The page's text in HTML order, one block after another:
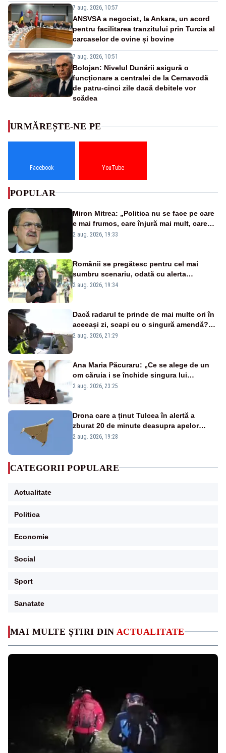
7 aug. 2026, 10:57
ANSVSA a negociat, la Ankara, un acord
pentru facilitarea tranzitului prin Turcia al
carcaselor de ovine și bovine
7 aug. 2026, 10:51
Bolojan: Nivelul Dunării asigură o
funcționare a centralei de la Cernavodă
de patru-cinci zile dacă debitele vor
scădea
MAI MULTE ȘTIRI DIN ACTUALITATE
URMĂREȘTE-NE PE
Facebook YouTube
POPULAR
Miron Mitrea: „Politica nu se face pe care
e mai frumos, care înjură mai mult, care
țipă mai tare, ci pe proiecte”
2 aug. 2026, 19:33
Românii se pregătesc pentru cel mai
sumbru scenariu, odată cu alerta
energetică
2 aug. 2026, 19:34
Dacă radarul te prinde de mai multe ori în
aceeași zi, scapi cu o singură amendă?
Ce spune legea
2 aug. 2026, 21:29
Ana Maria Păcuraru: „Ce se alege de un
om căruia i se închide singura lui
portiță?”
2 aug. 2026, 23:25
Drona care a ținut Tulcea în alertă a
zburat 20 de minute deasupra apelor
României. Au fost ridicate două F-16
2 aug. 2026, 19:28
CATEGORII POPULARE
Actualitate
Politica
Economie
Social
Sport
Sanatate